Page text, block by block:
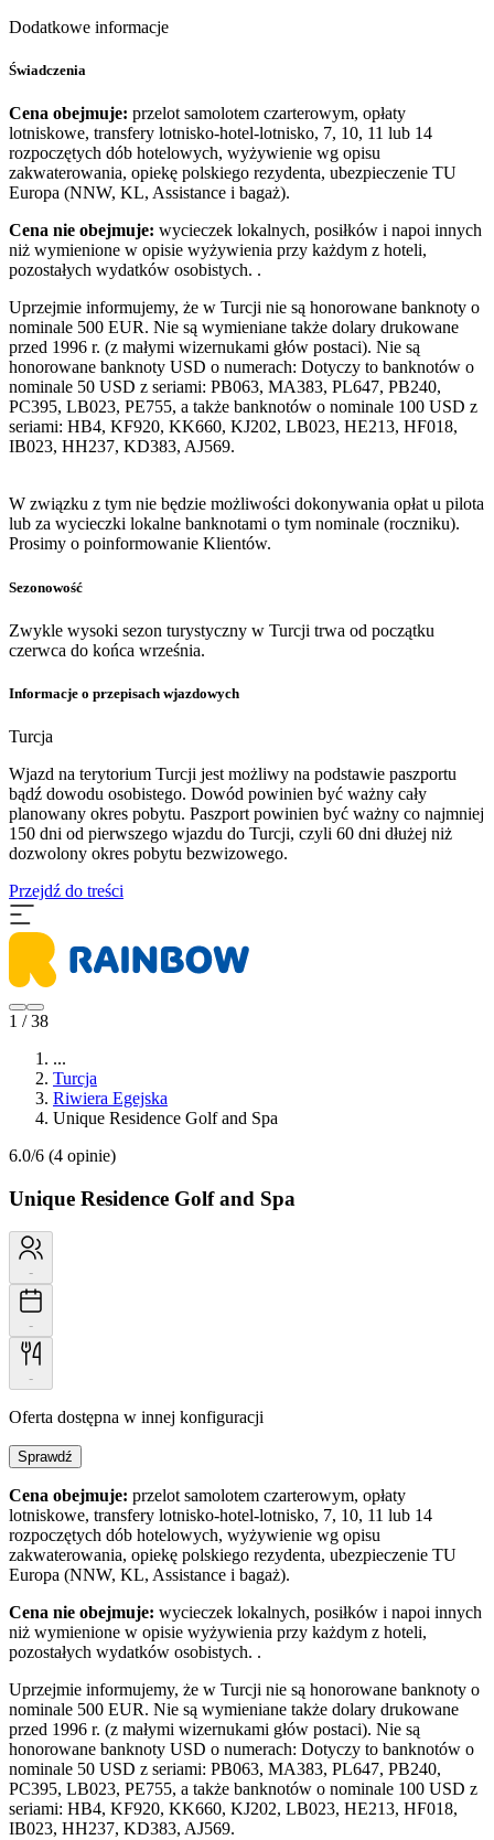
Dodatkowe informacje
Świadczenia
Cena obejmuje: przelot samolotem czarterowym, opłaty
lotniskowe, transfery lotnisko-hotel-lotnisko, 7, 10, 11 lub 14
rozpoczętych dób hotelowych, wyżywienie wg opisu
zakwaterowania, opiekę polskiego rezydenta, ubezpieczenie TU
Europa (NNW, KL, Assistance i bagaż).
Cena nie obejmuje: wycieczek lokalnych, posiłków i napoi innych
niż wymienione w opisie wyżywienia przy każdym z hoteli,
pozostałych wydatków osobistych. .
Uprzejmie informujemy, że w Turcji nie są honorowane banknoty o
nominale 500 EUR. Nie są wymieniane także dolary drukowane
przed 1996 r. (z małymi wizernukami głów postaci). Nie są
honorowane banknoty USD o numerach: Dotyczy to banknotów o
nominale 50 USD z seriami: PB063, MA383, PL647, PB240,
PC395, LB023, PE755, a także banknotów o nominale 100 USD z
seriami: HB4, KF920, KK660, KJ202, LB023, HE213, HF018,
IB023, HH237, KD383, AJ569.
W związku z tym nie będzie możliwości dokonywania opłat u pilota
lub za wycieczki lokalne banknotami o tym nominale (roczniku).
Prosimy o poinformowanie Klientów.
Sezonowość
Zwykle wysoki sezon turystyczny w Turcji trwa od początku
czerwca do końca września.
Informacje o przepisach wjazdowych
Turcja
Wjazd na terytorium Turcji jest możliwy na podstawie paszportu
bądź dowodu osobistego. Dowód powinien być ważny cały
planowany okres pobytu. Paszport powinien być ważny co najmniej
150 dni od pierwszego wjazdu do Turcji, czyli 60 dni dłużej niż
dozwolony okres pobytu bezwizowego.
Przejdź do treści
1 / 38
...
Turcja
Riwiera Egejska
Unique Residence Golf and Spa
6.0/6 (4 opinie)
Unique Residence Golf and Spa
-
-
-
Oferta dostępna w innej konfiguracji
Sprawdź
Cena obejmuje: przelot samolotem czarterowym, opłaty
lotniskowe, transfery lotnisko-hotel-lotnisko, 7, 10, 11 lub 14
rozpoczętych dób hotelowych, wyżywienie wg opisu
zakwaterowania, opiekę polskiego rezydenta, ubezpieczenie TU
Europa (NNW, KL, Assistance i bagaż).
Cena nie obejmuje: wycieczek lokalnych, posiłków i napoi innych
niż wymienione w opisie wyżywienia przy każdym z hoteli,
pozostałych wydatków osobistych. .
Uprzejmie informujemy, że w Turcji nie są honorowane banknoty o
nominale 500 EUR. Nie są wymieniane także dolary drukowane
przed 1996 r. (z małymi wizernukami głów postaci). Nie są
honorowane banknoty USD o numerach: Dotyczy to banknotów o
nominale 50 USD z seriami: PB063, MA383, PL647, PB240,
PC395, LB023, PE755, a także banknotów o nominale 100 USD z
seriami: HB4, KF920, KK660, KJ202, LB023, HE213, HF018,
IB023, HH237, KD383, AJ569.